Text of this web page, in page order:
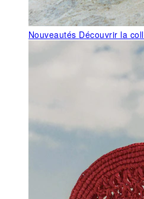
Nouveautés Découvrir la